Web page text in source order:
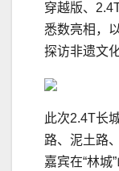
穿越版、
悉数亮相，
探访非遗文
此次2.4T长
路、泥土路
嘉宾在“林城